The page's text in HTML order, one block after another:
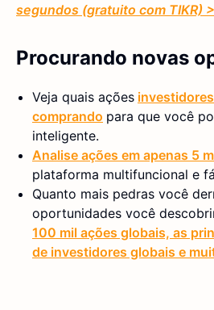
segundos (gratuito com TIKR)
Procurando novas
Veja quais ações
comprando para que você
inteligente.
Analise ações em apenas 5
plataforma multifuncional e
Quanto mais pedras você
oportunidades você
100 mil ações globais, as
de investidores globais e